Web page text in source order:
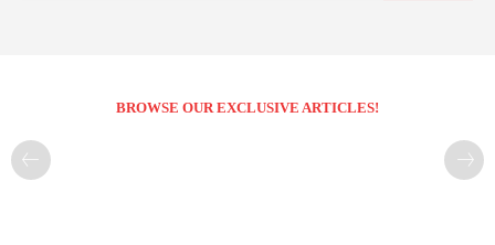
BROWSE OUR EXCLUSIVE ARTICLES!